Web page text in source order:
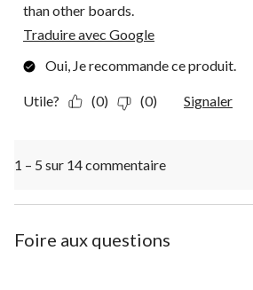
than other boards.
Traduire avec Google
Oui, Je recommande ce produit.
Utile? (0) (0) Signaler
1 – 5 sur 14 commentaire
Foire aux questions